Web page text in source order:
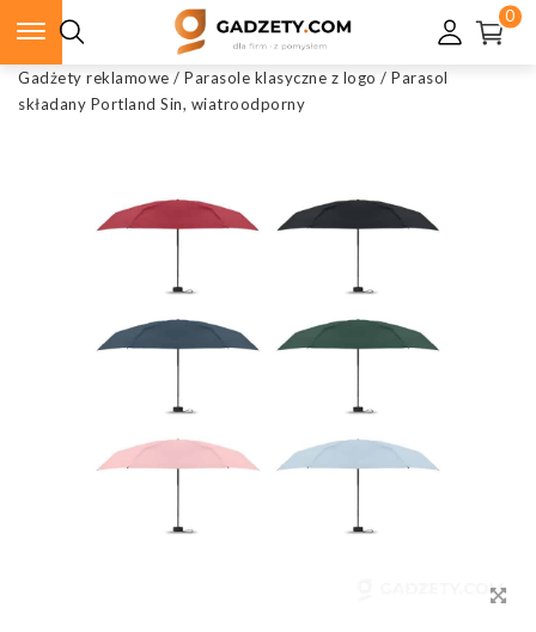
0
Gadżety reklamowe / Parasole klasyczne z logo / Parasol
składany Portland Sin, wiatroodporny